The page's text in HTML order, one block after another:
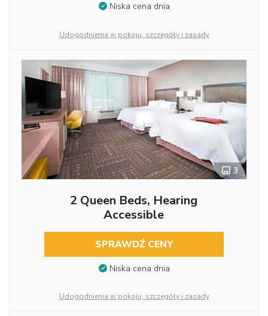
Niska cena dnia
Udogodnienia w pokoju, szczegóły i zasady
3
2 Queen Beds, Hearing
Accessible
SPRAWDŹ CENY
Niska cena dnia
Udogodnienia w pokoju, szczegóły i zasady